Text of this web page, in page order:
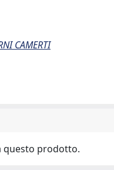
CAMERTI
questo prodotto.